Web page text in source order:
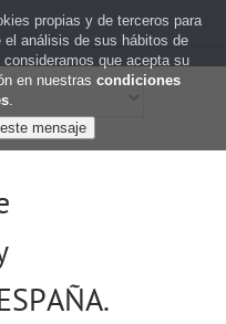
propias y de terceros para
análisis de sus hábitos de
que acepta su
en nuestras condiciones
.